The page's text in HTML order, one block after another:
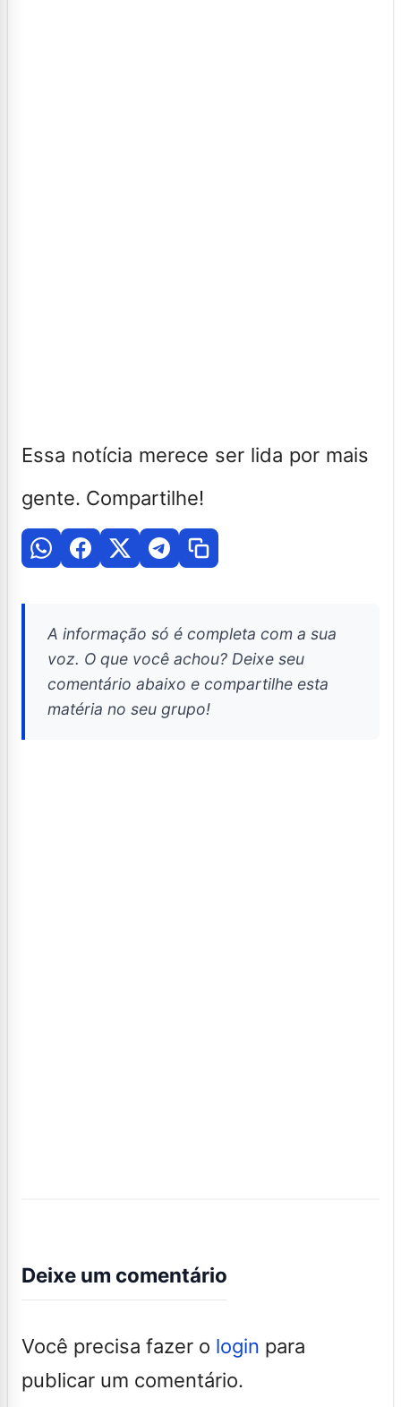
Essa notícia merece ser lida por mais
gente. Compartilhe!
A informação só é completa com a sua
voz. O que você achou? Deixe seu
comentário abaixo e compartilhe esta
matéria no seu grupo!
Deixe um comentário
Você precisa fazer o login para
publicar um comentário.